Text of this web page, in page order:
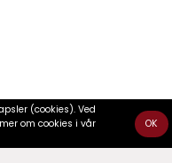
(cookies). Ved
om cookies i vår
OK